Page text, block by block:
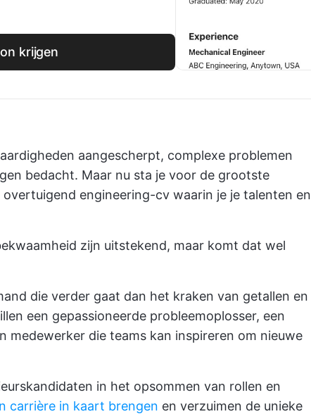
krijgen
aangescherpt, complexe problemen
bedacht. Maar nu sta je voor de grootste
engineering-cv waarin je je talenten en
zijn uitstekend, maar komt dat wel
die verder gaat dan het kraken van getallen en
een gepassioneerde probleemoplosser, een
medewerker die teams kan inspireren om nieuwe
in het opsommen van rollen en
carrière in kaart brengen en verzuimen de unieke